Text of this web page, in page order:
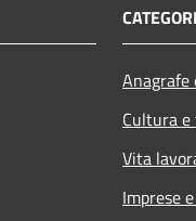
Cultura
Vita
Imprese